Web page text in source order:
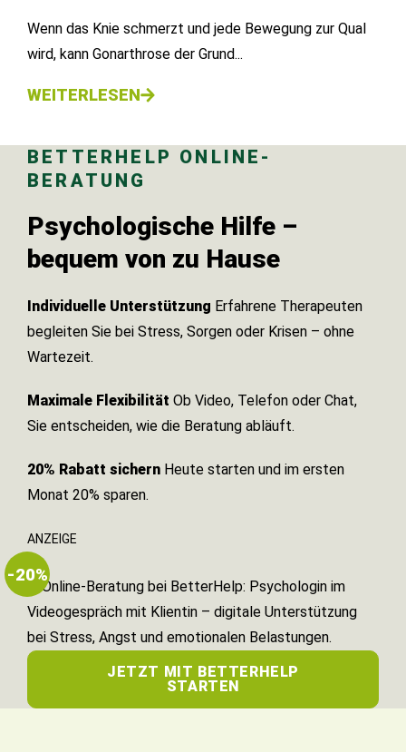
Wenn das Knie schmerzt und jede Bewegung zur Qual
wird, kann Gonarthrose der Grund...
WEITERLESEN
BETTERHELP ONLINE-
BERATUNG
Psychologische Hilfe –
bequem von zu Hause
Individuelle Unterstützung Erfahrene Therapeuten
begleiten Sie bei Stress, Sorgen oder Krisen – ohne
Wartezeit.
Maximale Flexibilität Ob Video, Telefon oder Chat,
Sie entscheiden, wie die Beratung abläuft.
20% Rabatt sichern Heute starten und im ersten
Monat 20% sparen.
ANZEIGE
-20%
JETZT MIT BETTERHELP
STARTEN